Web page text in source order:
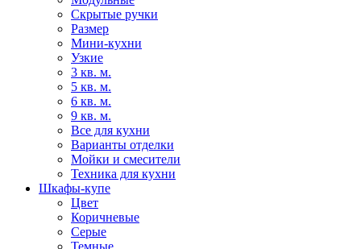
Скрытые ручки
Размер
Мини-кухни
Узкие
3 кв. м.
5 кв. м.
6 кв. м.
9 кв. м.
Все для кухни
Варианты отделки
Мойки и смесители
Техника для кухни
Шкафы-купе
Цвет
Коричневые
Серые
Темные